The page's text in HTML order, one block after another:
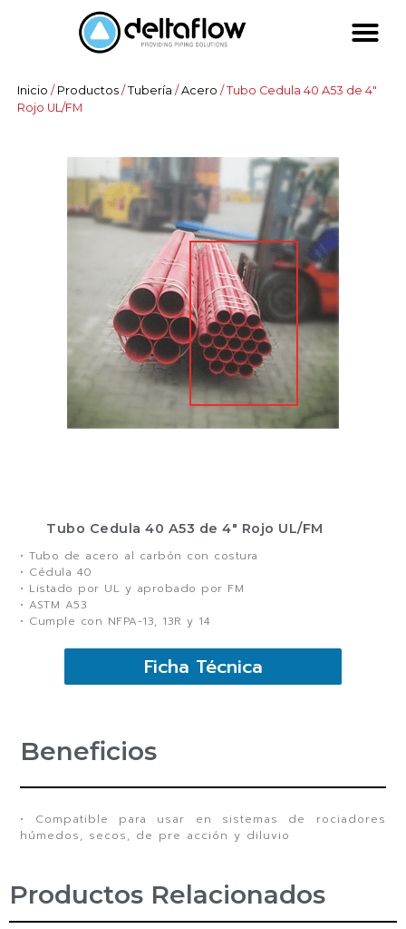
Inicio / Productos/Tubería /Acero / Tubo Cedula 40 A53 de 4″
Rojo UL/FM
Tubo Cedula 40 A53 de 4″ Rojo UL/FM
• Tubo de acero al carbón con costura
• Cédula 40
• Listado por UL y aprobado por FM
• ASTM A53
• Cumple con NFPA-13, 13R y 14
Ficha Técnica
Beneficios
• Compatible para usar en sistemas de rociadores
húmedos, secos, de pre acción y diluvio
Productos Relacionados